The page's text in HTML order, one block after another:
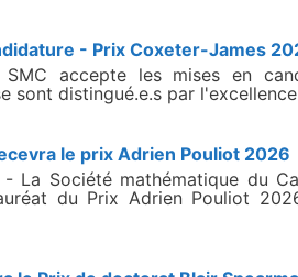
- Prix Coxeter-James
accepte les mises en
sont distingué.e.s par
le prix Adrien Pouliot 2026
- La Société mathématique du
du Prix Adrien Pouliot